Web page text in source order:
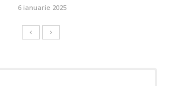
6 ianuarie 2025